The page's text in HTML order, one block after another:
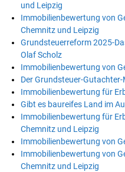
und Leipzig
Immobilienbewertung von
Chemnitz und Leipzig
Grundsteuerreform 2025-
Olaf Scholz
Immobilienbewertung von
Der Grundsteuer-
Immobilienbewertung für
Gibt es baureifes Land im
Immobilienbewertung für
Chemnitz und Leipzig
Immobilienbewertung von
Immobilienbewertung von
Chemnitz und Leipzig